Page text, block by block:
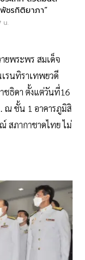
ชรกิติยาภา”
น.
ยพระพร สมเด็จ
รนทิราเทพยวดี
ชธิดา ตั้งแต่วันที่16
ณ ชั้น 1 อาคารภูมิสิ
สภากาชาดไทย ไม่